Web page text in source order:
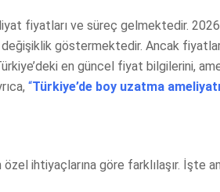
fiyatları ve süreç gelmektedir. 2026
göstermektedir. Ancak
en güncel fiyat bilgilerini,
“Türkiye’de boy uzatma ameliyatı
ihtiyaçlarına göre farklılaşır. İşte